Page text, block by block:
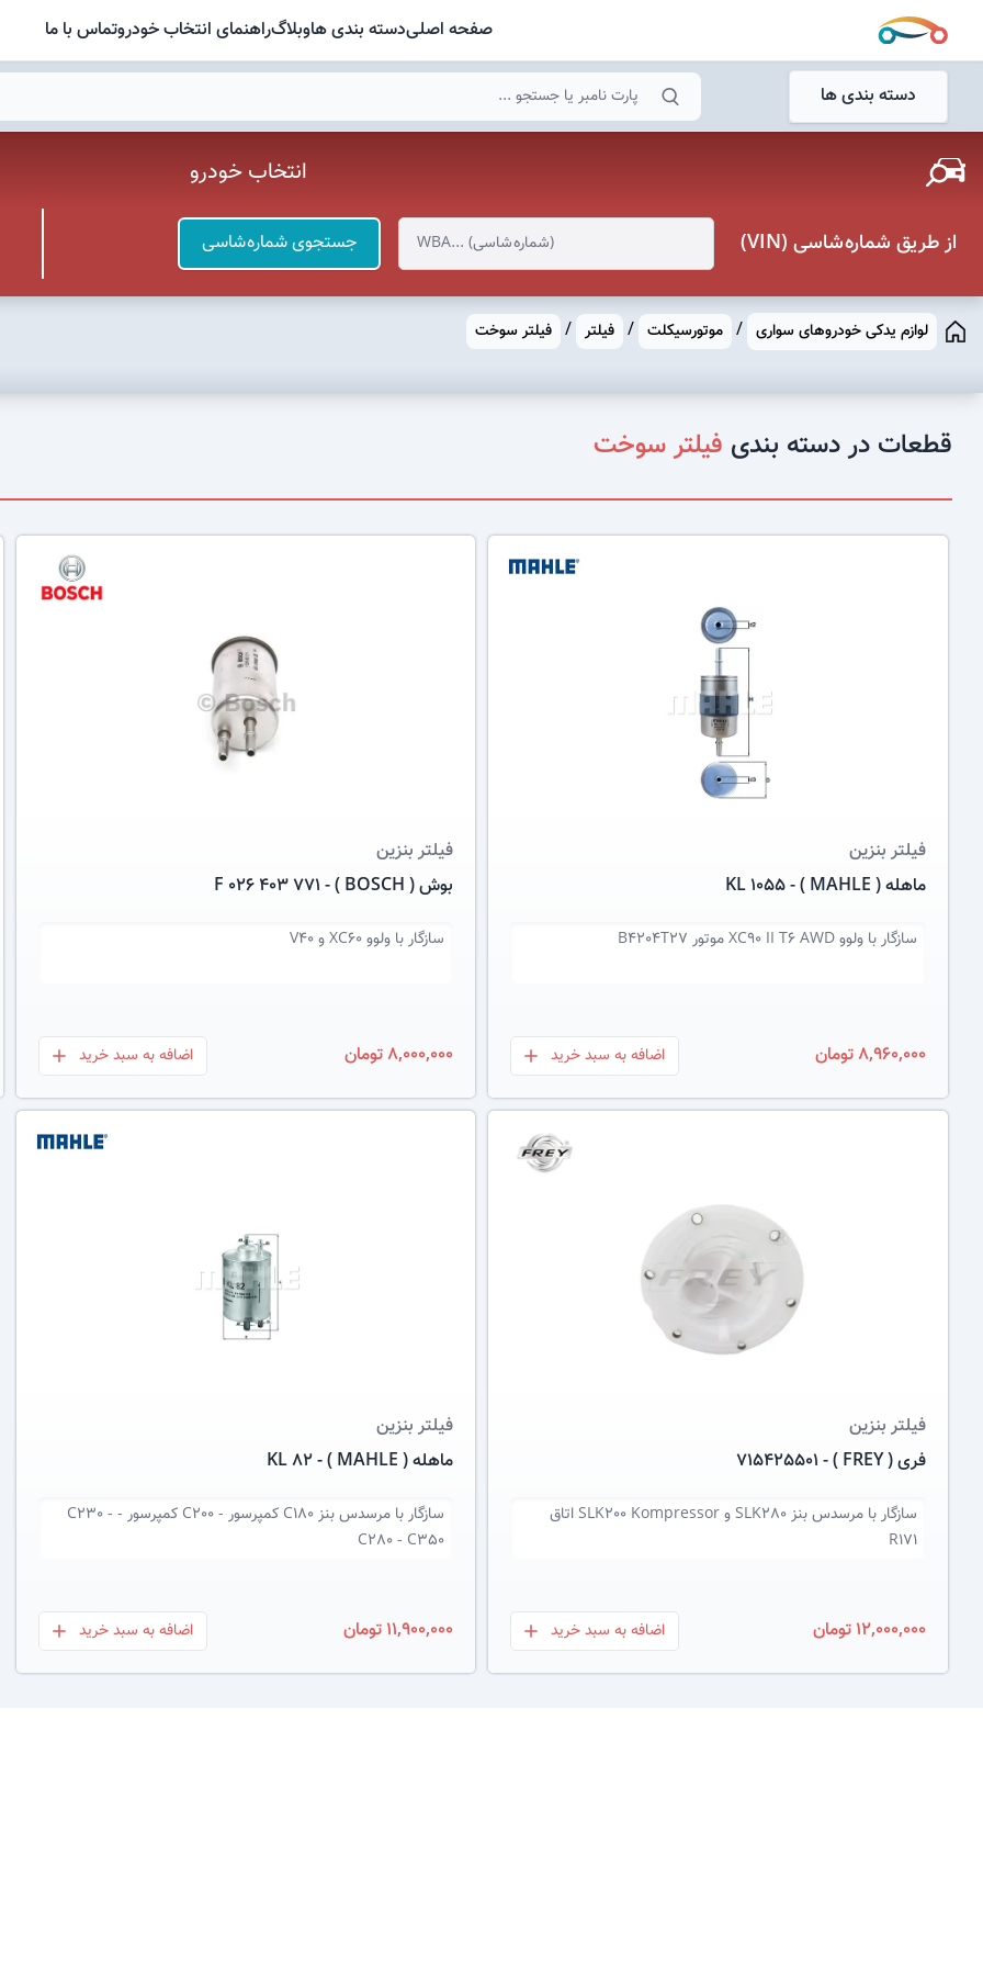
صفحه اصلیدسته بندی هاوبلاگراهنمای انتخاب خودروتماس با ما
دسته بندی ها
جستجو
جستجو
انتخاب خودرو
از طریق شماره شاسی (VIN) جستجوی شماره شاسی
لوازم یدکی خودروهای سواری / موتورسیکلت / فیلتر / فیلتر سوخت
قطعات در دسته بندی فیلتر سوخت
عکس کالا
فیلتر بنزین
ماهله ( MAHLE ) - KL 1055
سازگار با ولوو XC90 II T6 AWD موتور B4204T27
8,960,000 تومان بعلاوه
اضافه به سبد خرید
عکس کالا
فیلتر بنزین
بوش ( BOSCH ) - F 026 403 771
سازگار با ولوو XC60 و V40
8,000,000 تومان بعلاوه
اضافه به سبد خرید
عکس کالا
فیلتر بنزین
فری ( FREY ) - 715425501
سازگار با
مرسدس بنز SLK280 و SLK200 Kompressor اتاق
R171
12,000,000 تومان بعلاوه
اضافه به سبد خرید
عکس کالا
فیلتر بنزین
ماهله ( MAHLE ) - KL 82
سازگار با
مرسدس بنز C180 کمپرسور - C200 کمپرسور - C230 -
C280 - C350
11,900,000 تومان بعلاوه
اضافه به سبد خرید